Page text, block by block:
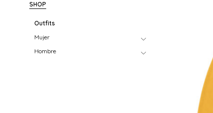
SHOP
Outfits
Mujer
Hombre